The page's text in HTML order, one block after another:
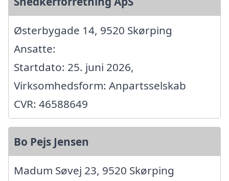
Østerbygade 14, 9520 Skørping
Ansatte:
Startdato: 25. juni 2026,
Virksomhedsform: Anpartsselskab
CVR: 46588649
Bo Pejs Jensen
Madum Søvej 23, 9520 Skørping